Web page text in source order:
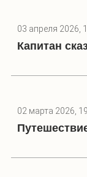
03 апреля 2026,
Капитан
02 марта 2026,